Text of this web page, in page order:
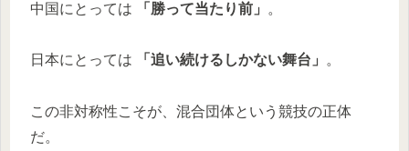
中国にとっては 「勝って当たり前」 。
日本にとっては 「追い続けるしかない舞台」 。
この非対称性こそが、混合団体という競技の正体
だ。